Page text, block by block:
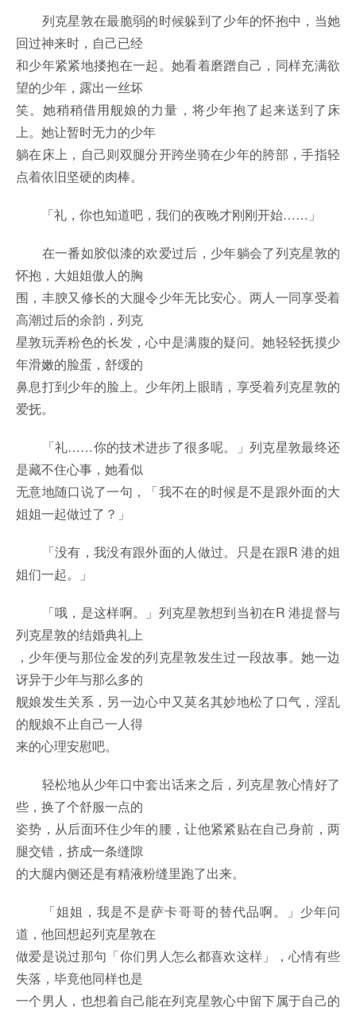
列克星敦在最脆弱的时候躲到了少年的怀抱中，当她
回过神来时，自己已经
和少年紧紧地搂抱在一起。她看着磨蹭自己，同样充满欲
望的少年，露出一丝坏
笑。她稍稍借用舰娘的力量，将少年抱了起来送到了床
上。她让暂时无力的少年
躺在床上，自己则双腿分开跨坐骑在少年的胯部，手指轻
点着依旧坚硬的肉棒。
「礼，你也知道吧，我们的夜晚才刚刚开始……」
在一番如胶似漆的欢爱过后，少年躺会了列克星敦的
怀抱，大姐姐傲人的胸
围，丰腴又修长的大腿令少年无比安心。两人一同享受着
高潮过后的余韵，列克
星敦玩弄粉色的长发，心中是满腹的疑问。她轻轻抚摸少
年滑嫩的脸蛋，舒缓的
鼻息打到少年的脸上。少年闭上眼睛，享受着列克星敦的
爱抚。
「礼……你的技术进步了很多呢。」列克星敦最终还
是藏不住心事，她看似
无意地随口说了一句，「我不在的时候是不是跟外面的大
姐姐一起做过了？」
「没有，我没有跟外面的人做过。只是在跟R 港的姐
姐们一起。」
「哦，是这样啊。」列克星敦想到当初在R 港提督与
列克星敦的结婚典礼上
，少年便与那位金发的列克星敦发生过一段故事。她一边
讶异于少年与那么多的
舰娘发生关系，另一边心中又莫名其妙地松了口气，淫乱
的舰娘不止自己一人得
来的心理安慰吧。
轻松地从少年口中套出话来之后，列克星敦心情好了
些，换了个舒服一点的
姿势，从后面环住少年的腰，让他紧紧贴在自己身前，两
腿交错，挤成一条缝隙
的大腿内侧还是有精液粉缝里跑了出来。
「姐姐，我是不是萨卡哥哥的替代品啊。」少年问
道，他回想起列克星敦在
做爱是说过那句「你们男人怎么都喜欢这样」，心情有些
失落，毕竟他同样也是
一个男人，也想着自己能在列克星敦心中留下属于自己的